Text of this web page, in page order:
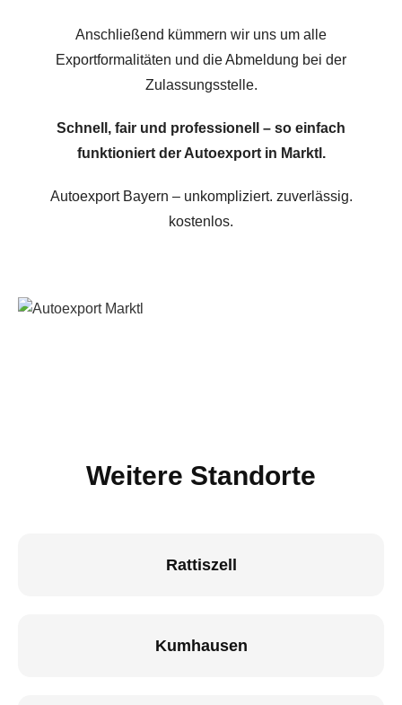
Anschließend kümmern wir uns um alle
Exportformalitäten und die Abmeldung bei der
Zulassungsstelle.
Schnell, fair und professionell – so einfach
funktioniert der Autoexport in Marktl.
Autoexport Bayern – unkompliziert. zuverlässig.
kostenlos.
Weitere Standorte
Rattiszell
Kumhausen